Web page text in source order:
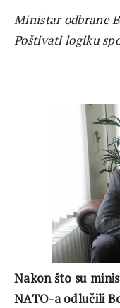
Ministar odbrane
Poštivati logiku
Nakon što su
NATO-a odlučili